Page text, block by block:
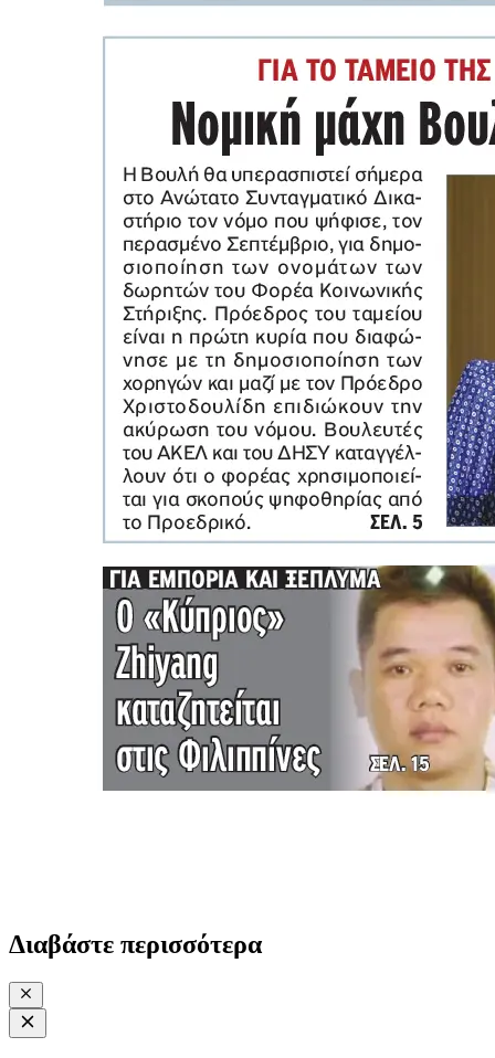
Διαβάστε περισσότερα